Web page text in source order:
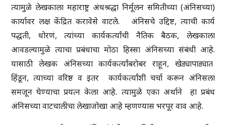
त्यामुळे लेखकाला महाराष्ट्र अंधश्रद्धा निर्मूलन समितीच्या (अंनिसच्या)
कार्यावर लक्ष केंद्रित करावेसे वाटले. अंनिसचे उद्दिष्ट, त्याची कार्य
पद्धती, धोरणं, त्यांच्या कार्यकर्त्यांची नैतिक बैठक, लेखकाला
आवडल्यामुळे त्याचा प्रबंधाचा मोठा हिस्सा अंनिसच्या संबंधी आहे.
यासाठी लेखक अंनिसच्या कार्यकर्त्यांबरोबर राहून, खेड्यापाड्यात
हिंडून, त्याच्या वरिष्ठ व इतर कार्यकर्त्यांशी चर्चा करून अंनिसला
समजून घेण्याचा प्रयत्न केला आहे. त्यामुळे एका अर्थाने हा प्रबंध
अंनिसच्या वाटचालीचा लेखाजोखा आहे म्हणण्यास भरपूर वाव आहे.